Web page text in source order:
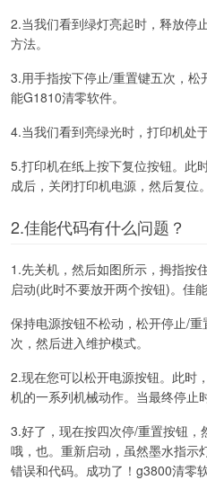
2.当我们看到绿灯亮起时，释放停
方法。
3.用手指按下停止/重置键五次，
能G1810清零软件。
4.当我们看到亮绿光时，打印机处
5.打印机在纸上按下复位按钮。此
成后，关闭打印机电源，然后复位
2.佳能代码有什么问题？
1.先关机，然后如图所示，拇指按
启动(此时不要放开两个按钮)。佳
保持电源按钮不松动，松开停止/
次，然后进入维护模式。
2.现在您可以松开电源按钮。此时
机的一系列机械动作。当最终停止
3.好了，现在按四次停/重置按钮，
哦，也。重新启动，虽然墨水指示
错误和代码。成功了！g3800清零软